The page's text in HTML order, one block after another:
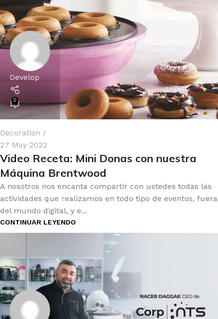
Develop
0
Decoration
27 May 2022
Video Receta: Mini Donas con nuestra
Máquina Brentwood
A nosotros nos encanta compartir con ustedes todas las
actividades que realizamos en todo tipo de eventos, fuera
del mundo digital, y e...
CONTINUAR LEYENDO